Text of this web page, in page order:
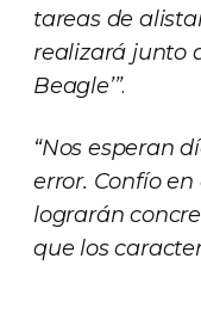
tareas de
realizará junto
Beagle’”.
“Nos esperan
error. Confío
lograrán
que los